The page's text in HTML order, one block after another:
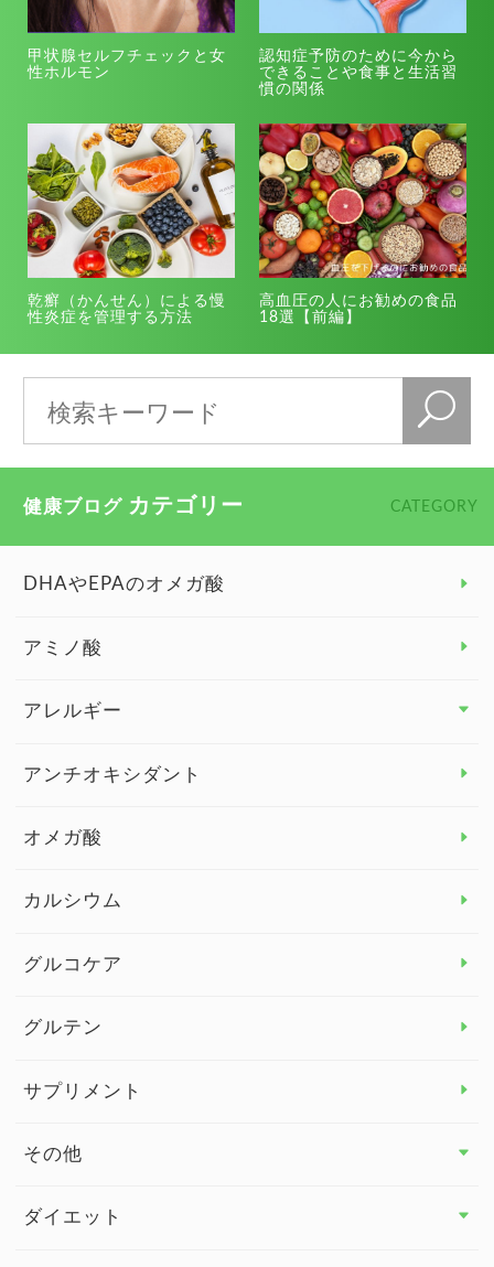
甲状腺セルフチェックと女
性ホルモン
認知症予防のために今から
できることや食事と生活習
慣の関係
乾癬（かんせん）による慢
性炎症を管理する方法
高血圧の人にお勧めの食品
18選【前編】
健康ブログ カテゴリー CATEGORY
DHAやEPAのオメガ酸
アミノ酸
アレルギー
アレルギー トップ
アンチオキシダント
オメガ酸
カルシウム
グルコケア
グルテン
サプリメント
その他
その他 トップ
ダイエット